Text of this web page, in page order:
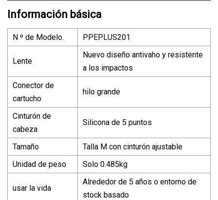
Información básica
N º de Modelo. PPEPLUS201
Lente
Nuevo diseño antivaho y resistente
a los impactos
Conector de
cartucho
hilo grande
Cinturón de
cabeza
Silicona de 5 puntos
Tamaño
Talla M con cinturón ajustable
Unidad de peso
Solo 0.485kg
usar la vida
Alrededor de 5 años o entorno de
stock basado